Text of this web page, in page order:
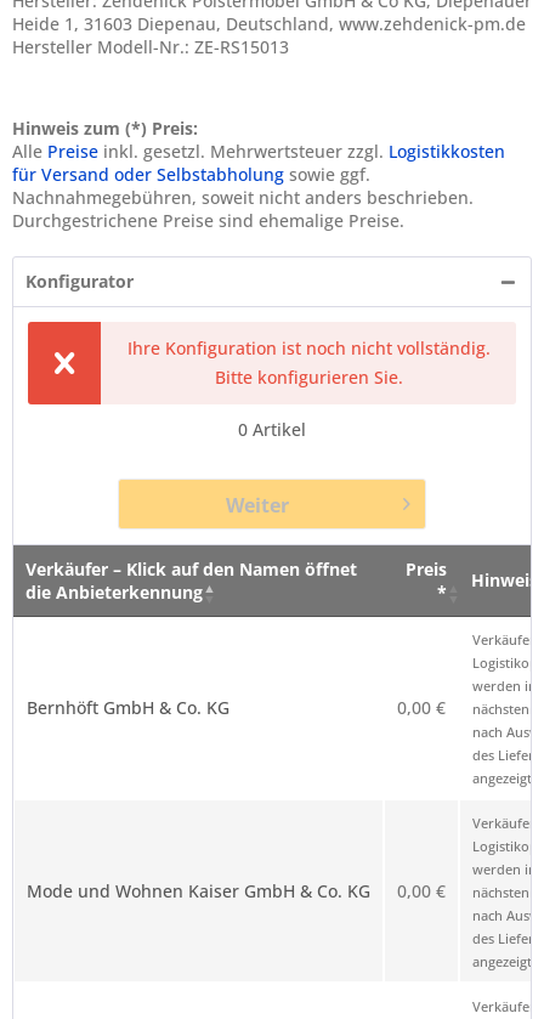
Heide 1, 31603 Diepenau, Deutschland, www.zehdenick-pm.de
Hersteller Modell-Nr.: ZE-RS15013
Hinweis zum (*) Preis:
Alle Preise inkl. gesetzl. Mehrwertsteuer zzgl. Logistikkosten
für Versand oder Selbstabholung sowie ggf.
Nachnahmegebühren, soweit nicht anders beschrieben.
Durchgestrichene Preise sind ehemalige Preise.
Konfigurator
Ihre Konfiguration ist noch nicht vollständig.
Bitte konfigurieren Sie.
0 Artikel
Weiter
Verkäufer – Klick auf den Namen öffnet
die Anbieterkennung
Preis
*
Hinweis
Bernhöft GmbH & Co. KG 0,00 €
Verkäufer
werden im
nächsten
nach
des
angezeigt.
Mode und Wohnen Kaiser GmbH & Co. KG 0,00 €
Verkäufer
werden im
nächsten
nach
des
angezeigt.
Verkäufer